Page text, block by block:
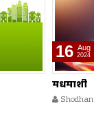
16 Aug
2024
मृत्यूनंतर
Shodhan